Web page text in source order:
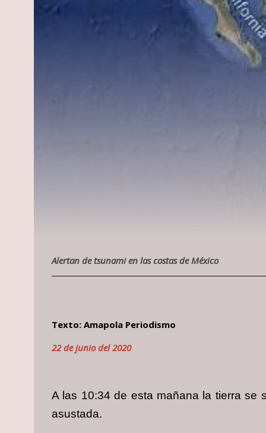
Alertan de tsunami en las costas de México
Texto: Amapola Periodismo
22 de junio del 2020
A las 10:34 de esta mañana la tierra se
asustada.